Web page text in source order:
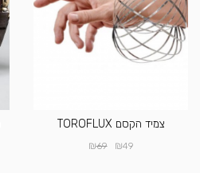
צמיד הקסם TOROFLUX
₪49
₪69